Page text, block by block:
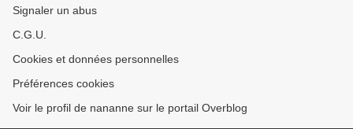
Signaler un abus
C.G.U.
Cookies et données personnelles
Préférences cookies
Voir le profil de nananne sur le portail Overblog